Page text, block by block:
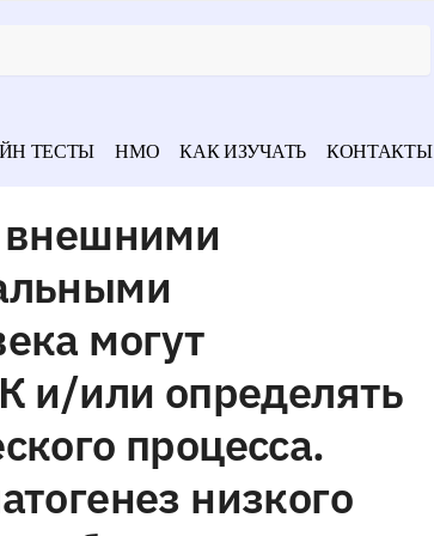
ТЕСТЫ НМО КАК ИЗУЧАТЬ КОНТАКТЫ
внешними
могут
и/или определять
процесса.
низкого